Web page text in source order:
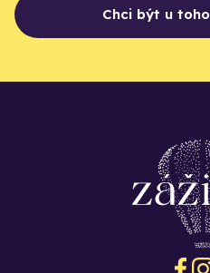
Chci být u toho